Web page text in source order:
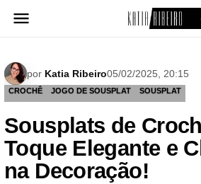
para
por Katia Ribeiro05/02/2025, 20:15
CROCHÊ JOGO DE SOUSPLAT SOUSPLAT
Sousplats de
Toque Elegante e
na Decoração!